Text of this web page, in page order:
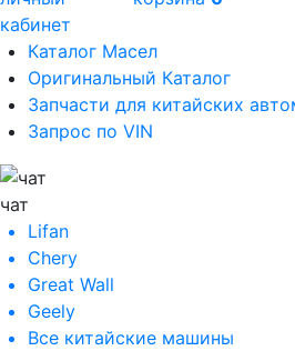
кабинет
Каталог Масел
Оригинальный Каталог
Запчасти для китайских
Запрос по VIN
чат
Lifan
Chery
Great Wall
Geely
Все китайские машины